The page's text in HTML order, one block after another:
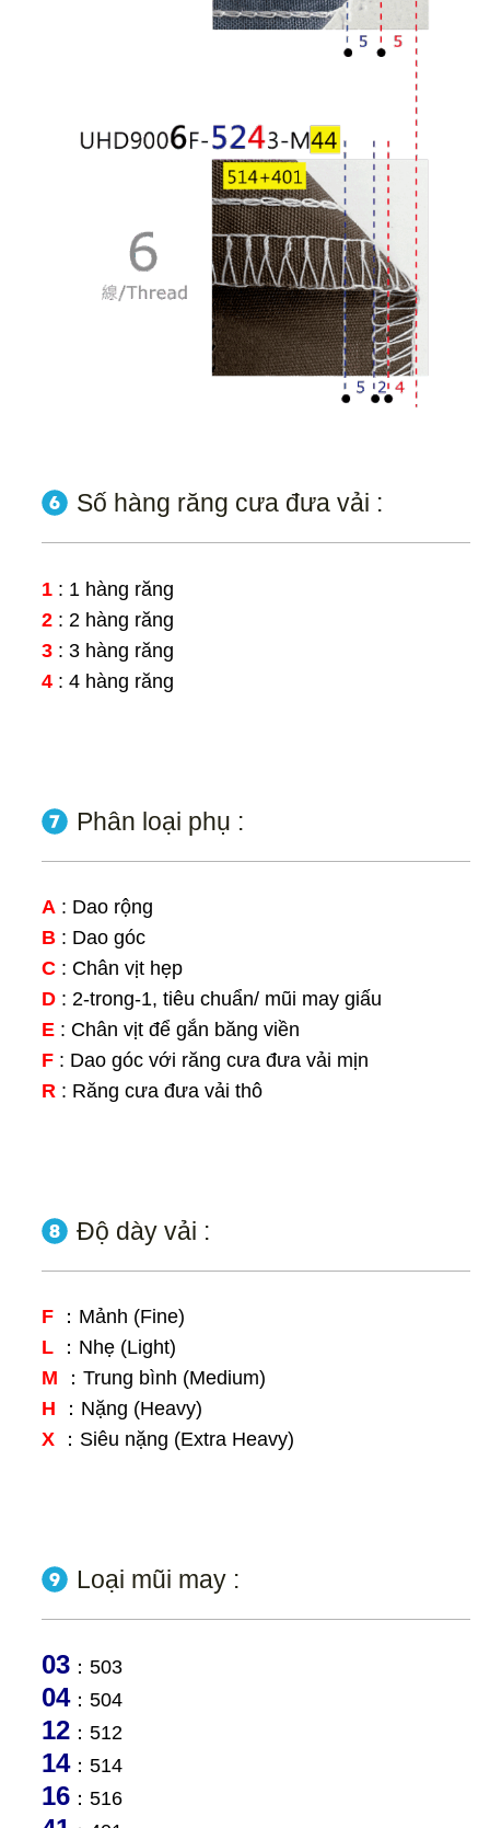
Số hàng răng cưa đưa vải :
1 : 1 hàng răng
2 : 2 hàng răng
3 : 3 hàng răng
4 : 4 hàng răng
Phân loại phụ :
A : Dao rộng
B : Dao góc
C : Chân vịt hẹp
D : 2-trong-1, tiêu chuẩn/ mũi may giấu
E : Chân vịt để gắn băng viền
F : Dao góc với răng cưa đưa vải mịn
R : Răng cưa đưa vải thô
Độ dày vải :
F ：Mảnh (Fine)
L ：Nhẹ (Light)
M ：Trung bình (Medium)
H ：Nặng (Heavy)
X ：Siêu nặng (Extra Heavy)
Loại mũi may :
03 ：503
04：504
12 ：512
14：514
16 ：516